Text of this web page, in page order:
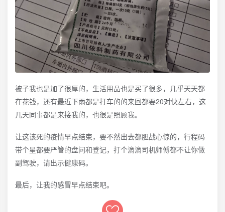
被子我也是加了很厚的，生活用品也是买了很多，几乎天天都
在花钱，还有最近下雨都是打车的的来回都要20对快左右，这
几天同事都是来接我的，也很是照顾我。
让这该死的疫情早点结束，要不然出去都胆战心惊的，行程码
带个星都要严管的盘问和登记，打个滴滴司机师傅都不让你做
副驾驶，请出示健康码。
最后，让我的感冒早点结束吧。